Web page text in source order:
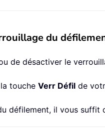
du
de désactiver le
touche Verr Défil de
défilement, il vous suffit